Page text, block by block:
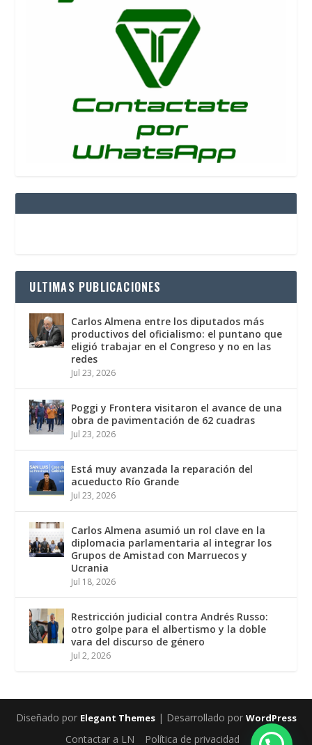
ULTIMAS PUBLICACIONES
Carlos Almena entre los diputados más
productivos del oficialismo: el puntano que
eligió trabajar en el Congreso y no en las
redes
Jul 23, 2026
Poggi y Frontera visitaron el avance de una
obra de pavimentación de 62 cuadras
Jul 23, 2026
Está muy avanzada la reparación del
acueducto Río Grande
Jul 23, 2026
Carlos Almena asumió un rol clave en la
diplomacia parlamentaria al integrar los
Grupos de Amistad con Marruecos y
Ucrania
Jul 18, 2026
Restricción judicial contra Andrés Russo:
otro golpe para el albertismo y la doble
vara del discurso de género
Jul 2, 2026
Diseñado por Elegant Themes| Desarrollado por WordPress
Contactar a LN Política de privacidad